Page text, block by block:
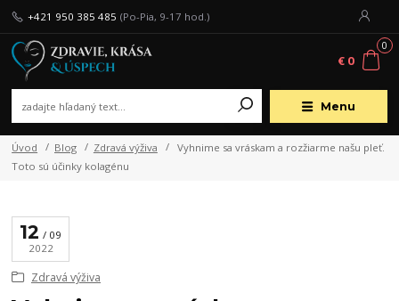
Menu
+421 950 385 485 (Po-Pia, 9-17 hod.)
0
€ 0
Úvod Blog Zdravá výživa
Vyhnime sa vráskam a rozžiarme našu pleť.
Toto sú účinky kolagénu
12
09
2022
Zdravá výživa